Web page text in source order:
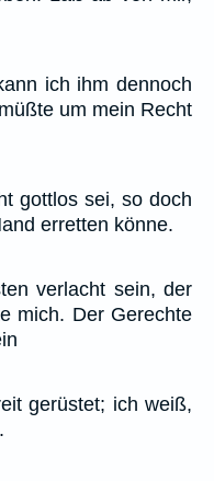
ich ihm dennoch
um mein Recht
gottlos sei, so doch
erretten könne.
verlacht sein, der
mich. Der Gerechte
gerüstet; ich weiß,